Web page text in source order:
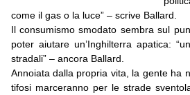
come il gas o la luce” – scrive Ballard.
Il consumismo smodato sembra sul
poter aiutare un’Inghilterra apatica:
stradali” – ancora Ballard.
Annoiata dalla propria vita, la gente ha
tifosi marceranno per le strade